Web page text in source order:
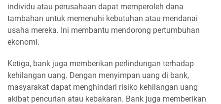
individu atau perusahaan dapat memperoleh dana
tambahan untuk memenuhi kebutuhan atau mendanai
usaha mereka. Ini membantu mendorong pertumbuhan
ekonomi.
Ketiga, bank juga memberikan perlindungan terhadap
kehilangan uang. Dengan menyimpan uang di bank,
masyarakat dapat menghindari risiko kehilangan uang
akibat pencurian atau kebakaran. Bank juga memberikan